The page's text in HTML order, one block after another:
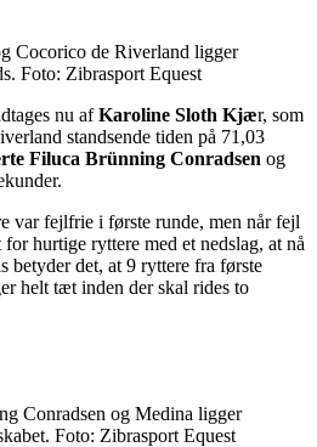
Cocorico de Riverland ligger
Foto: Zibrasport Equest
nu afKaroline Sloth Kjær, som
standsende tiden på 71,03
Filuca Brünning Conradsen og
var fejlfrie i første runde, men når fejl
hurtige ryttere med et nedslag, at nå
betyder det, at 9 ryttere fra første
helt tæt inden der skal rides to
Conradsen og Medina ligger
Foto: Zibrasport Equest